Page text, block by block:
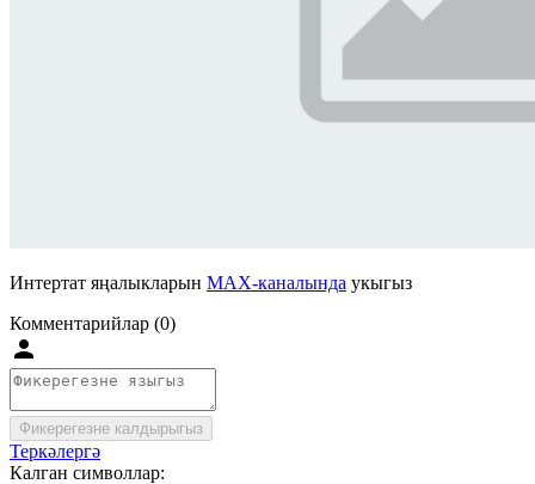
Интертат яңалыкларын MAX-каналында укыгыз
Комментарийлар (0)
Фикерегезне калдырыгыз
Теркәлергә
Калган символлар: